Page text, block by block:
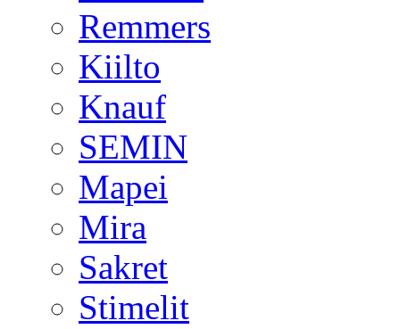
Remmers
Kiilto
Knauf
SEMIN
Mapei
Mira
Sakret
Stimelit